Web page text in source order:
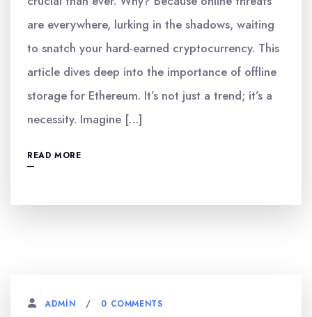
are everywhere, lurking in the shadows, waiting
to snatch your hard-earned cryptocurrency. This
article dives deep into the importance of offline
storage for Ethereum. It’s not just a trend; it’s a
necessity. Imagine […]
READ MORE
ADMIN 0 COMMENTS